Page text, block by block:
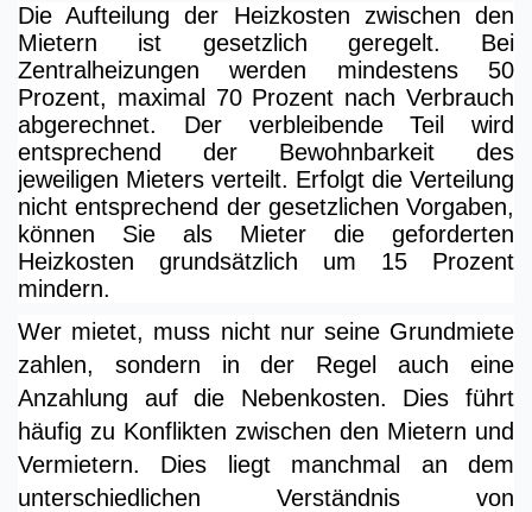
Die Aufteilung der Heizkosten zwischen den
Mietern ist gesetzlich geregelt. Bei
Zentralheizungen werden mindestens 50
Prozent, maximal 70 Prozent nach Verbrauch
abgerechnet. Der verbleibende Teil wird
entsprechend der Bewohnbarkeit des
jeweiligen Mieters verteilt. Erfolgt die Verteilung
nicht entsprechend der gesetzlichen Vorgaben,
können Sie als Mieter die geforderten
Heizkosten grundsätzlich um 15 Prozent
mindern.
Wer mietet, muss nicht nur seine Grundmiete
zahlen, sondern in der Regel auch eine
Anzahlung auf die Nebenkosten. Dies führt
häufig zu Konflikten zwischen den Mietern und
Vermietern. Dies liegt manchmal an dem
unterschiedlichen Verständnis von